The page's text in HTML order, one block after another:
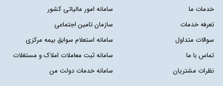
خدمات ما
تعرفه خدمات
سوالات متداول
تماس با ما
نظرات مشتریان
سامانه امور مالیاتی کشور
سازمان تامین اجتماعی
سامانه استعلام سوابق بیمه مرکزی
سامانه ثبت معاملات املاک و مستغلات
سامانه خدمات دولت من